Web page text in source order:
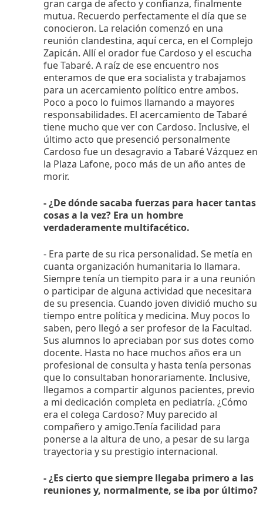
gran carga de afecto y confianza, finalmente
mutua. Recuerdo perfectamente el día que se
conocieron. La relación comenzó en una
reunión clandestina, aquí cerca, en el Complejo
Zapicán. Allí el orador fue Cardoso y el escucha
fue Tabaré. A raíz de ese encuentro nos
enteramos de que era socialista y trabajamos
para un acercamiento político entre ambos.
Poco a poco lo fuimos llamando a mayores
responsabilidades. El acercamiento de Tabaré
tiene mucho que ver con Cardoso. Inclusive, el
último acto que presenció personalmente
Cardoso fue un desagravio a Tabaré Vázquez en
la Plaza Lafone, poco más de un año antes de
morir.
- ¿De dónde sacaba fuerzas para hacer tantas
cosas a la vez? Era un hombre
verdaderamente multifacético.
- Era parte de su rica personalidad. Se metía en
cuanta organización humanitaria lo llamara.
Siempre tenía un tiempito para ir a una reunión
o participar de alguna actividad que necesitara
de su presencia. Cuando joven dividió mucho su
tiempo entre política y medicina. Muy pocos lo
saben, pero llegó a ser profesor de la Facultad.
Sus alumnos lo apreciaban por sus dotes como
docente. Hasta no hace muchos años era un
profesional de consulta y hasta tenía personas
que lo consultaban honorariamente. Inclusive,
llegamos a compartir algunos pacientes, previo
a mi dedicación completa en pediatría. ¿Cómo
era el colega Cardoso? Muy parecido al
compañero y amigo.Tenía facilidad para
ponerse a la altura de uno, a pesar de su larga
trayectoria y su prestigio internacional.
- ¿Es cierto que siempre llegaba primero a las
reuniones y, normalmente, se iba por último?